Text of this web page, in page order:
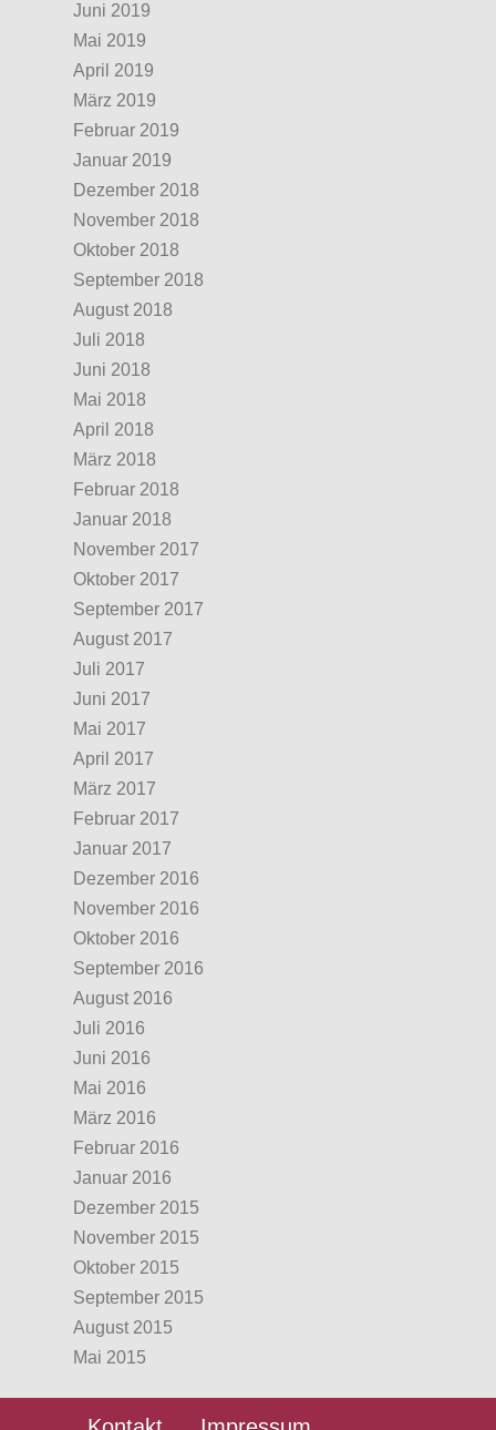
Juni 2019
Mai 2019
April 2019
März 2019
Februar 2019
Januar 2019
Dezember 2018
November 2018
Oktober 2018
September 2018
August 2018
Juli 2018
Juni 2018
Mai 2018
April 2018
März 2018
Februar 2018
Januar 2018
November 2017
Oktober 2017
September 2017
August 2017
Juli 2017
Juni 2017
Mai 2017
April 2017
März 2017
Februar 2017
Januar 2017
Dezember 2016
November 2016
Oktober 2016
September 2016
August 2016
Juli 2016
Juni 2016
Mai 2016
März 2016
Februar 2016
Januar 2016
Dezember 2015
November 2015
Oktober 2015
September 2015
August 2015
Mai 2015